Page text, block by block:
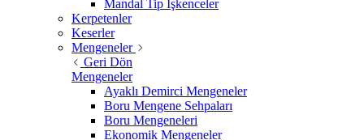
Mandal Tip İşkenceler
Kerpetenler
Keserler
Mengeneler
Geri Dön
Mengeneler
Ayaklı Demirci Mengeneler
Boru Mengene Sehpaları
Boru Mengeneleri
Ekonomik Mengeneler